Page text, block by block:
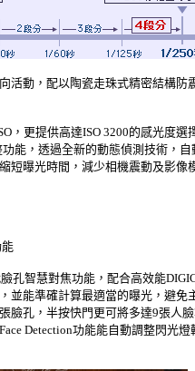
活動，配以陶瓷走珠式精密結構
，更提供高達ISO 3200的感光度
能，透過全新的動態偵測技術，
短曝光時間，減少相機震動及影
能
孔智慧對焦功能，配合高效能
並能準確計算最適當的曝光，避
臉孔，半按快門更可將多達9張人
Detection功能能自動調整閃光